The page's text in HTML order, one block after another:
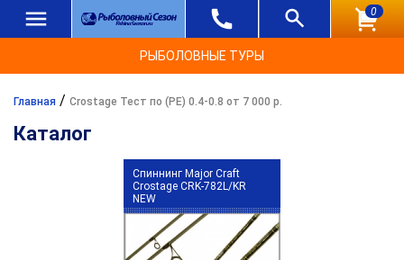
0
РЫБОЛОВНЫЕ ТУРЫ
Главная / Crostage Тест по (РЕ) 0.4-0.8 от 7 000 р.
Каталог
Спиннинг Major Craft
Crostage CRK-782L/KR
NEW